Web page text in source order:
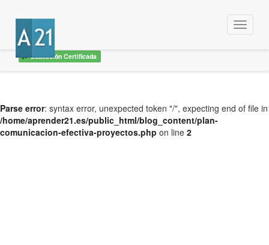
Educación Certificada
Menu
Parse error: syntax error, unexpected token "/", expecting end of file in
/home/aprender21.es/public_html/blog_content/plan-
comunicacion-efectiva-proyectos.php on line 2